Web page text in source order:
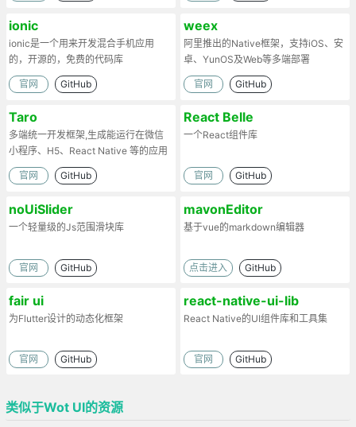
ionic
ionic是一个用来开发混合手机应用
的，开源的，免费的代码库
官网 GitHub
weex
阿里推出的Native框架，支持iOS、安
卓、YunOS及Web等多端部署
官网 GitHub
Taro
多端统一开发框架,生成能运行在微信
小程序、H5、React Native 等的应用
官网 GitHub
React Belle
一个React组件库
官网 GitHub
noUiSlider
一个轻量级的Js范围滑块库
官网 GitHub
mavonEditor
基于vue的markdown编辑器
点击进入 GitHub
fair ui
为Flutter设计的动态化框架
官网 GitHub
react-native-ui-lib
React Native的UI组件库和工具集
官网 GitHub
类似于Wot UI的资源